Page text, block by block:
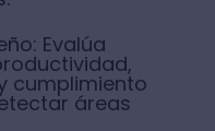
Evalúa
cumplimiento
áreas